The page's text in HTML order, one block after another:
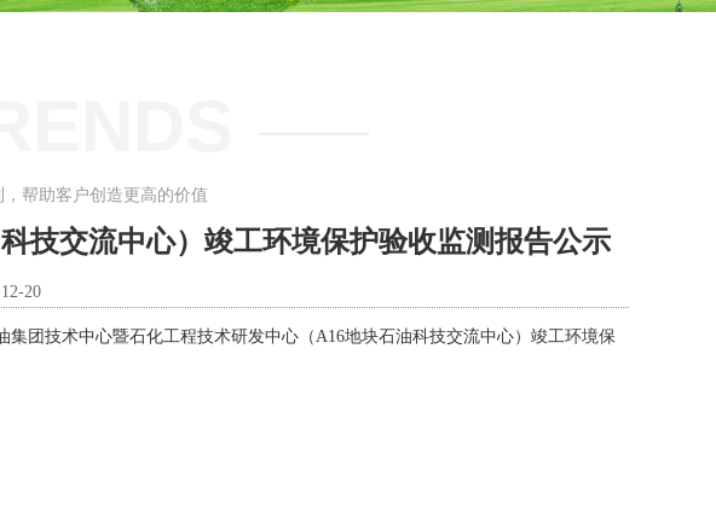
帮助客户创造更高的价值
技交流中心）竣工环境保护验收监测报告公示
20
团技术中心暨石化工程技术研发中心（A16地块石油科技交流中心）竣工环境保